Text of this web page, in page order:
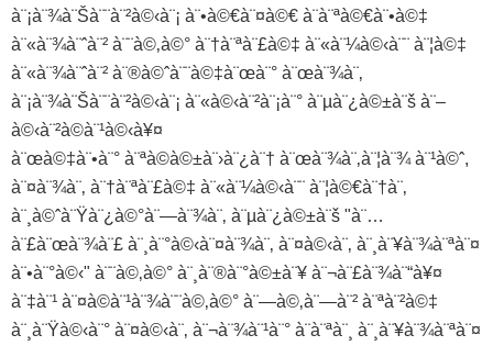
à¨¡à¨¾à¨Šà¨¨à¨²à©‹à¨¡ à¨•à©€à¨¤à©€ à¨à¨ªà©€à¨•à©‡
à¨«à¨¾à¨ˆà¨² à¨¨à©‚à©° à¨†à¨ªà¨£à©‡ à¨«à¨¼à©‹à¨¨ à¨¦à©‡
à¨«à¨¾à¨ˆà¨² à¨®à©ˆà¨¨à©‡à¨œà¨° à¨œà¨¾à¨‚
à¨¡à¨¾à¨Šà¨¨à¨²à©‹à¨¡ à¨«à©‹à¨²à¨¡à¨° à¨µà¨¿à©±à¨š à¨–
à©‹à¨²à©à¨¹à©‹à¥¤
à¨œà©‡à¨•à¨° à¨ªà©à©±à¨›à¨¿à¨† à¨œà¨¾à¨‚à¨¦à¨¾ à¨¹à©ˆ,
à¨¤à¨¾à¨‚ à¨†à¨ªà¨£à©‡ à¨«à¨¼à©‹à¨¨ à¨¦à©€à¨†à¨‚
à¨¸à©ˆà¨Ÿà¨¿à©°à¨—à¨¾à¨‚ à¨µà¨¿à©±à¨š "à¨…
à¨£à¨œà¨¾à¨£ à¨¸à¨°à©‹à¨¤à¨¾à¨‚ à¨¤à©‹à¨‚ à¨¸à¨¥à¨¾à¨ªà¨¤
à¨•à¨°à©‹" à¨¨à©‚à©° à¨¸à¨®à¨°à©±à¨¥ à¨¬à¨£à¨¾à¨“à¥¤
à¨‡à¨¹ à¨¤à©à¨¹à¨¾à¨¨à©‚à©° à¨—à©‚à¨—à¨² à¨ªà¨²à©‡
à¨¸à¨Ÿà©‹à¨° à¨¤à©‹à¨‚ à¨¬à¨¾à¨¹à¨° à¨à¨ªà¨¸ à¨¸à¨¥à¨¾à¨ªà¨¤